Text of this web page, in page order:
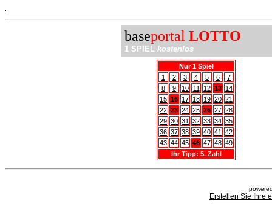
baseportal LOTTO
1 SPIEL kostenlos
Nur 1 Spiel
1
2 3 4 5 6
7
8
9 10 11 12 13 14
15 16 17 18 19 20 21
22 23 24 25 26 27 28
29 30 31 32 33 34 35
36 37 38 39 40 41
42
43 44 45 46 47 48 49
Ihr Tipp: 5. Zahl
Erstellen Sie Ihre